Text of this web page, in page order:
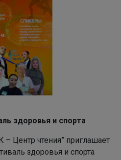
здоровья и спорта
– Центр чтения” приглашает
здоровья и спорта